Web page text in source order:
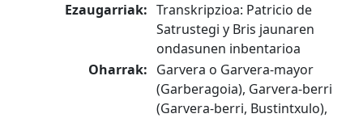
Ezaugarriak: Transkripzioa: Patricio de
Satrustegi y Bris jaunaren
ondasunen inbentarioa
Oharrak: Garvera o Garvera-mayor
(Garberagoia), Garvera-berri
(Garvera-berri, Bustintxulo),